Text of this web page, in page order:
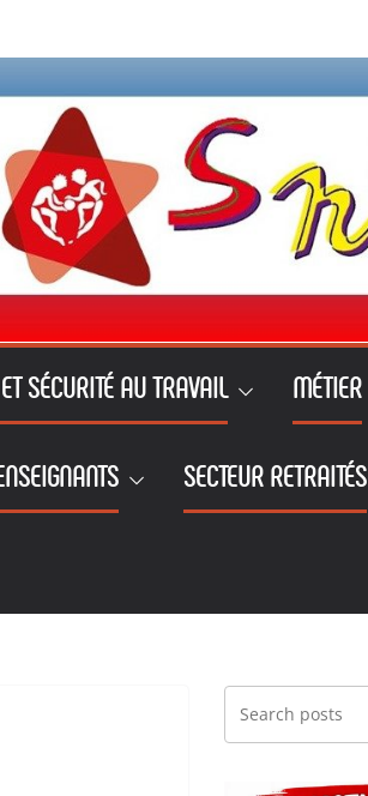
SÉCURITÉ AU TRAVAIL MÉTIER
SECTEUR RETRAITÉS